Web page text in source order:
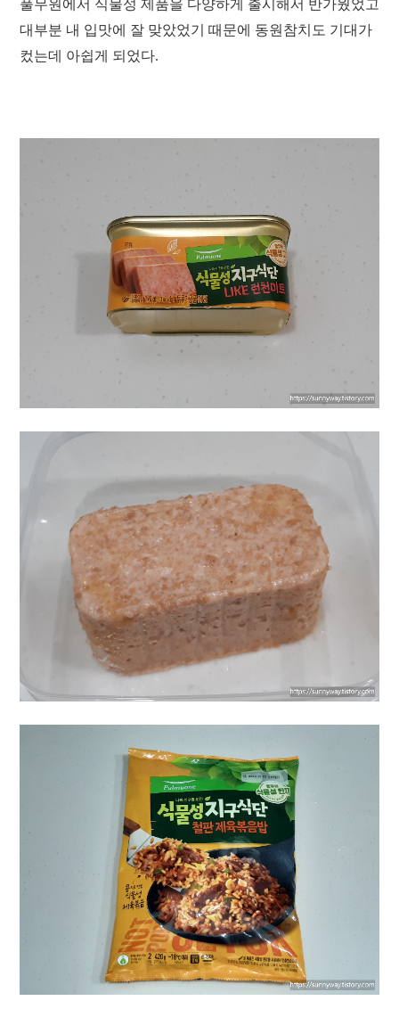
풀무원에서 식물성 제품을 다양하게 출시해서 반가웠었고
대부분 내 입맛에 잘 맞았었기 때문에 동원참치도 기대가
컸는데 아쉽게 되었다.